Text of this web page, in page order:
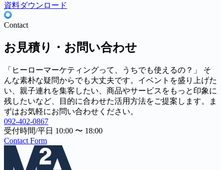
資料ダウンロード
Contact
お見積り・お問い合わせ
「ヒーローマーケティングって、うちでも使えるの？」 そ
んな素朴な疑問からでも大丈夫です。イベントを盛り上げた
い、親子連れを集客したい、商品やサービスをもっと印象に
残したいなど、目的に合わせた活用方法をご提案します。ま
ずはお気軽にお問い合わせください。
092-402-0867
受付時間/平日 10:00 〜 18:00
Contact Form